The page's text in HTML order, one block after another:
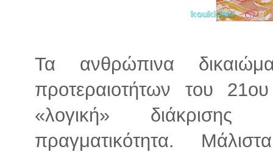
Τα ανθρώπινα
προτεραιοτήτων του
«λογική» διάκρισης
πραγματικότητα.